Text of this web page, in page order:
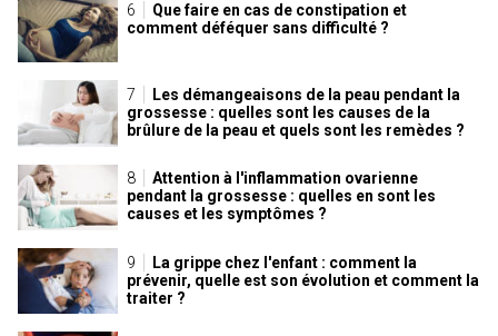
Que faire en cas de constipation et
comment déféquer sans difficulté ?
Les démangeaisons de la peau pendant la
grossesse : quelles sont les causes de la
brûlure de la peau et quels sont les remèdes ?
Attention à l'inflammation ovarienne
pendant la grossesse : quelles en sont les
causes et les symptômes ?
La grippe chez l'enfant : comment la
prévenir, quelle est son évolution et comment la
traiter ?